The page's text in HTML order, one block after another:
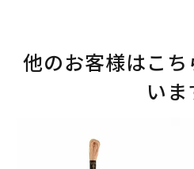
他のお客様はこ
いま